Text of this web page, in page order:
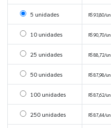
Selecionar 5 unidades
5 unidades R$ 93,80/un
Selecionar 10 unidades
10 unidades R$ 90,70/un
Selecionar 25 unidades
25 unidades R$ 88,72/un
Selecionar 50 unidades
50 unidades R$ 87,98/un
Selecionar 100 unidades
100 unidades R$ 87,62/un
Selecionar 250 unidades
250 unidades R$ 87,44/un